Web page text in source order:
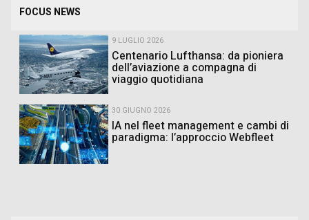
FOCUS NEWS
9 LUGLIO 2026
Centenario Lufthansa: da pioniera
dell’aviazione a compagna di
viaggio quotidiana
30 GIUGNO 2026
IA nel fleet management e cambi di
paradigma: l’approccio Webfleet